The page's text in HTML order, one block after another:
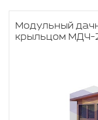
Модульный
крыльцом МДЧ-